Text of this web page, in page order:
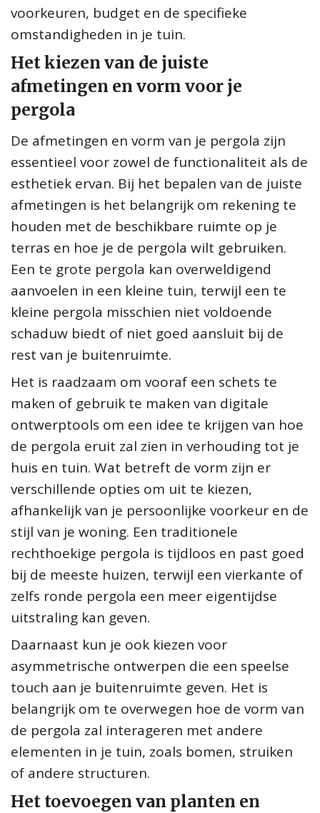
voorkeuren, budget en de specifieke
omstandigheden in je tuin.
Het kiezen van de juiste
afmetingen en vorm voor je
pergola
De afmetingen en vorm van je pergola zijn
essentieel voor zowel de functionaliteit als de
esthetiek ervan. Bij het bepalen van de juiste
afmetingen is het belangrijk om rekening te
houden met de beschikbare ruimte op je
terras en hoe je de pergola wilt gebruiken.
Een te grote pergola kan overweldigend
aanvoelen in een kleine tuin, terwijl een te
kleine pergola misschien niet voldoende
schaduw biedt of niet goed aansluit bij de
rest van je buitenruimte.
Het is raadzaam om vooraf een schets te
maken of gebruik te maken van digitale
ontwerptools om een idee te krijgen van hoe
de pergola eruit zal zien in verhouding tot je
huis en tuin. Wat betreft de vorm zijn er
verschillende opties om uit te kiezen,
afhankelijk van je persoonlijke voorkeur en de
stijl van je woning. Een traditionele
rechthoekige pergola is tijdloos en past goed
bij de meeste huizen, terwijl een vierkante of
zelfs ronde pergola een meer eigentijdse
uitstraling kan geven.
Daarnaast kun je ook kiezen voor
asymmetrische ontwerpen die een speelse
touch aan je buitenruimte geven. Het is
belangrijk om te overwegen hoe de vorm van
de pergola zal interageren met andere
elementen in je tuin, zoals bomen, struiken
of andere structuren.
Het toevoegen van planten en